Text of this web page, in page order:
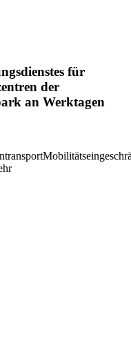
für
der
an Werktagen